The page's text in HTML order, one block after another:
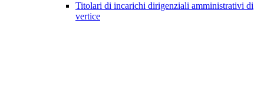
Titolari di incarichi dirigenziali amministrativi di
vertice